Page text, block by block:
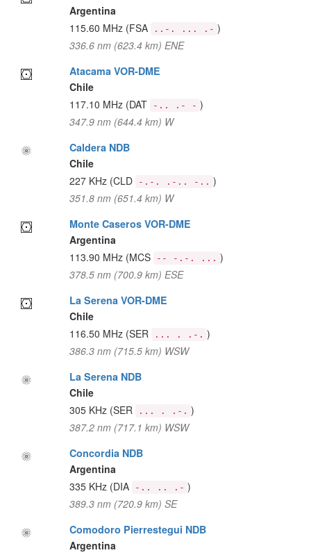
Argentina
115.60 MHz (FSA ..-. ... .- )
336.6 nm (623.4 km) ENE
Atacama VOR-DME
Chile
117.10 MHz (DAT -.. .- - )
347.9 nm (644.4 km) W
Caldera NDB
Chile
227 KHz (CLD -.-. .-.. -.. )
351.8 nm (651.4 km) W
Monte Caseros VOR-DME
Argentina
113.90 MHz (MCS -- -.-. ... )
378.5 nm (700.9 km) ESE
La Serena VOR-DME
Chile
116.50 MHz (SER ... . .-. )
386.3 nm (715.5 km) WSW
La Serena NDB
Chile
305 KHz (SER ... . .-. )
387.2 nm (717.1 km) WSW
Concordia NDB
Argentina
335 KHz (DIA -.. .. .- )
389.3 nm (720.9 km) SE
Comodoro Pierrestegui NDB
Argentina